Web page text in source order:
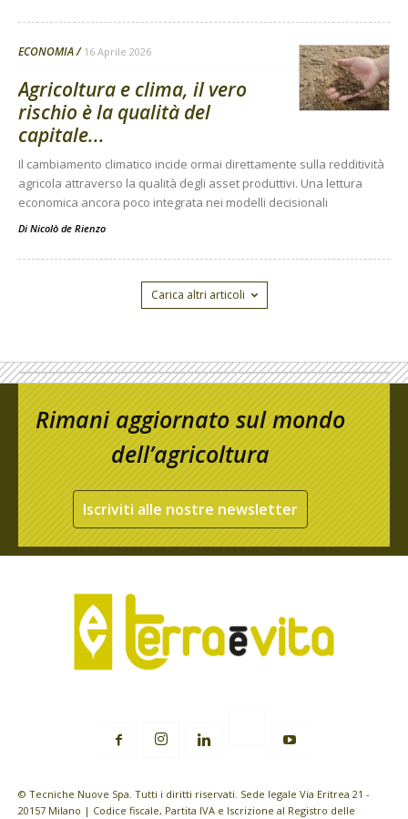
ECONOMIA 16 Aprile 2026
Agricoltura e clima, il vero
rischio è la qualità del
capitale...
Il cambiamento climatico incide ormai direttamente sulla redditività
agricola attraverso la qualità degli asset produttivi. Una lettura
economica ancora poco integrata nei modelli decisionali
Di Nicolò de Rienzo
Carica altri articoli
Rimani aggiornato sul mondo
dell’agricoltura
Iscriviti alle nostre newsletter
© Tecniche Nuove Spa. Tutti i diritti riservati. Sede legale Via Eritrea 21 -
20157 Milano | Codice fiscale, Partita IVA e Iscrizione al Registro delle